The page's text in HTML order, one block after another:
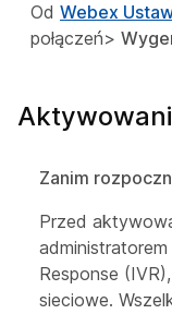
Od Webex
połączeń>
Zanim
Przed
Response
sieciowe.